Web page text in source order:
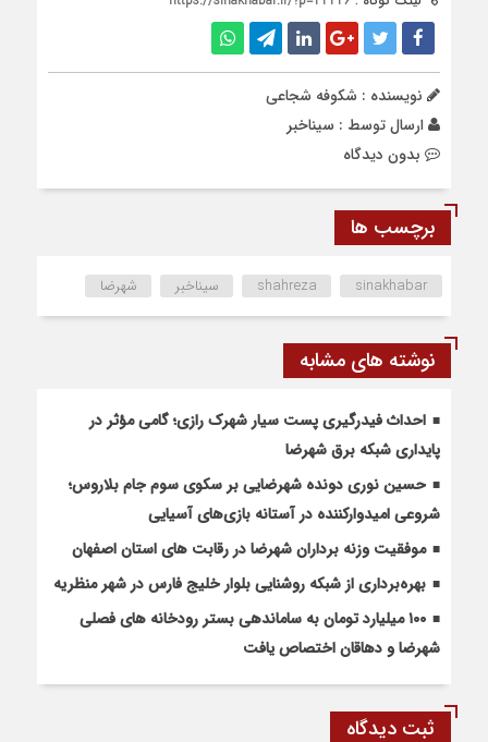
نویسنده : شکوفه شجاعی
ارسال توسط : سیناخبر
بدون دیدگاه
برچسب ها
shahreza sinakhabar سیناخبر شهرضا
نوشته های مشابه
احداث فیدرگیری پست سیار شهرک رازی؛ گامی مؤثر در
پایداری شبکه برق شهرضا
حسین نوری دونده شهرضایی بر سکوی سوم جام بلاروس؛
شروعی امیدوارکننده در آستانه بازی‌های آسیایی
موفقیت وزنه برداران شهرضا در رقابت های استان اصفهان
بهره‌برداری از شبکه روشنایی بلوار خلیج فارس در شهر منظریه
۱۰۰ میلیارد تومان به ساماندهی بستر رودخانه های فصلی
شهرضا و دهاقان اختصاص یافت
ثبت دیدگاه